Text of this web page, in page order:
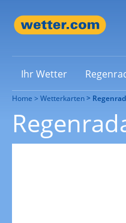
Ihr Wetter
Home Wetterkarten